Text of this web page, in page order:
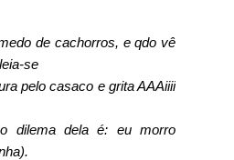
de cachorros, e qdo vê
se
pelo casaco e grita AAAiiii
dilema dela é: eu morro